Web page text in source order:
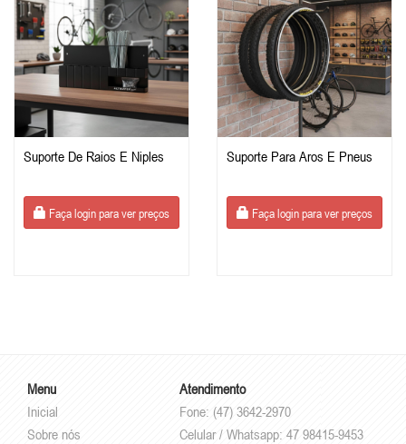
Suporte De Raios E Niples
Faça login para ver preços
Suporte Para Aros E Pneus
Faça login para ver preços
Menu
Inicial
Sobre nós
Atendimento
Fone: (47) 3642-2970
Celular / Whatsapp: 47 98415-9453